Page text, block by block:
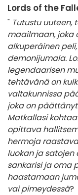
Lords of the
" Tutustu uuteen,
maailmaan, joka
alkuperäinen
demonijumala.
legendaarisen
tehtävänä on
valtakunnissa
joka on
Matkallasi
opittava
hermoja
luokan ja satojen
sankarisi ja oma
haastamaan
vai pimeydessä?